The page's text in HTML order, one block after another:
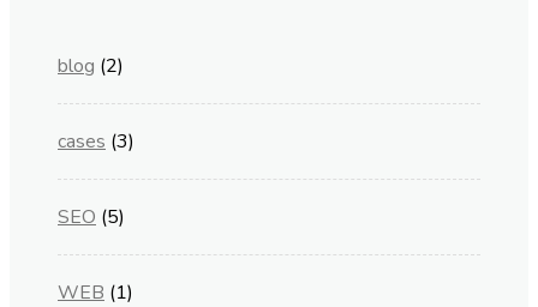
blog (2)
cases (3)
SEO (5)
WEB (1)